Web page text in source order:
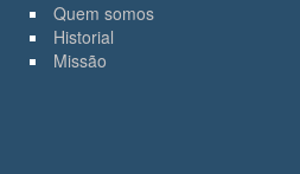
Quem somos
Historial
Missão